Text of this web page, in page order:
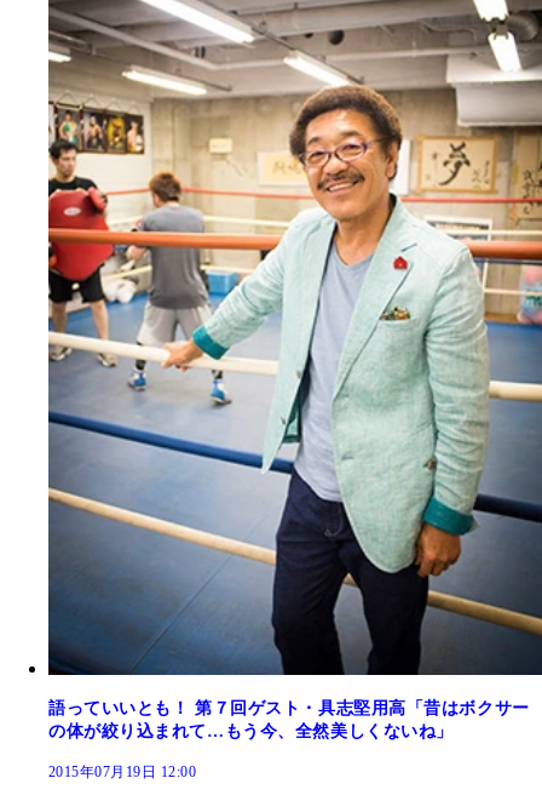
語っていいとも！ 第７回ゲスト・具志堅用高「昔はボクサー
の体が絞り込まれて…もう今、全然美しくないね」
2015年07月19日 12:00